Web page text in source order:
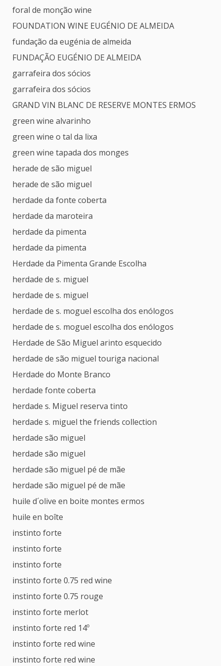
foral de monção wine
FOUNDATION WINE EUGÉNIO DE ALMEIDA
fundação da eugénia de almeida
FUNDAÇÃO EUGÉNIO DE ALMEIDA
garrafeira dos sócios
garrafeira dos sócios
GRAND VIN BLANC DE RESERVE MONTES ERMOS
green wine alvarinho
green wine o tal da lixa
green wine tapada dos monges
herade de são miguel
herade de são miguel
herdade da fonte coberta
herdade da maroteira
herdade da pimenta
herdade da pimenta
Herdade da Pimenta Grande Escolha
herdade de s. miguel
herdade de s. miguel
herdade de s. moguel escolha dos enólogos
herdade de s. moguel escolha dos enólogos
Herdade de São Miguel arinto esquecido
herdade de são miguel touriga nacional
Herdade do Monte Branco
herdade fonte coberta
herdade s. Miguel reserva tinto
herdade s. miguel the friends collection
herdade são miguel
herdade são miguel
herdade são miguel pé de mãe
herdade são miguel pé de mãe
huile d´olive en boite montes ermos
huile en boîte
instinto forte
instinto forte
instinto forte
instinto forte 0.75 red wine
instinto forte 0.75 rouge
instinto forte merlot
instinto forte red 14º
instinto forte red wine
instinto forte red wine